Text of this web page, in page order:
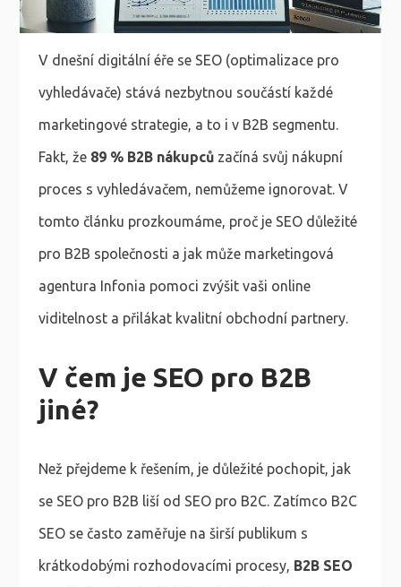
V dnešní digitální éře se SEO (optimalizace pro
vyhledávače) stává nezbytnou součástí každé
marketingové strategie, a to i v B2B segmentu.
Fakt, že 89 % B2B nákupcůzačíná svůj nákupní
proces s vyhledávačem, nemůžeme ignorovat. V
tomto článku prozkoumáme, proč je SEO důležité
pro B2B společnosti a jak může marketingová
agentura Infonia pomoci zvýšit vaši online
viditelnost a přilákat kvalitní obchodní partnery.
V čem je SEO pro B2B
jiné?
Než přejdeme k řešením, je důležité pochopit, jak
se SEO pro B2B liší od SEO pro B2C. Zatímco B2C
SEO se často zaměřuje na širší publikum s
krátkodobými rozhodovacími procesy, B2B SEO